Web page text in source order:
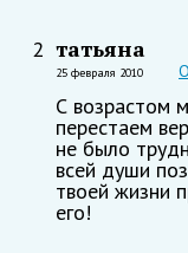
2 татьяна
25 февраля 2010
С возрастом
перестаем
не было
всей души
твоей жизни
его!